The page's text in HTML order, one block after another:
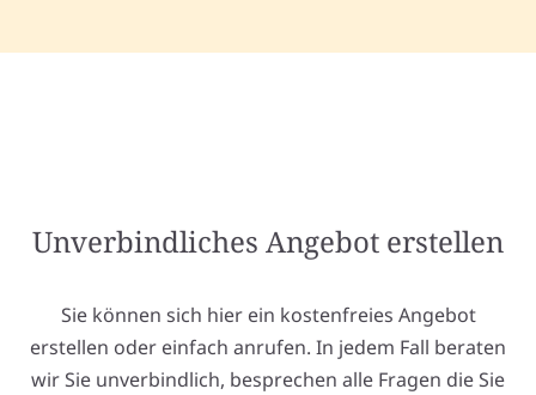
Unverbindliches Angebot erstellen
Sie können sich hier ein kostenfreies Angebot
erstellen oder einfach anrufen. In jedem Fall beraten
wir Sie unverbindlich, besprechen alle Fragen die Sie